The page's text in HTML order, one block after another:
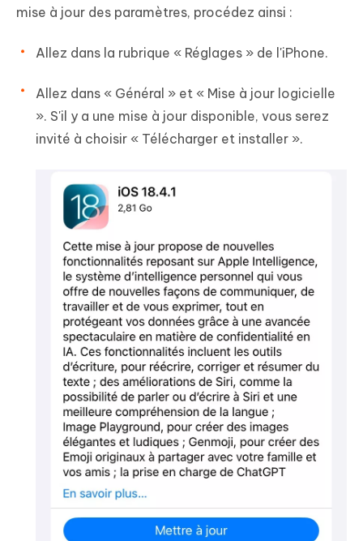
mise à jour des paramètres, procédez ainsi :
Allez dans la rubrique « Réglages » de l'iPhone.
Allez dans « Général » et « Mise à jour logicielle
». S'il y a une mise à jour disponible, vous serez
invité à choisir « Télécharger et installer ».